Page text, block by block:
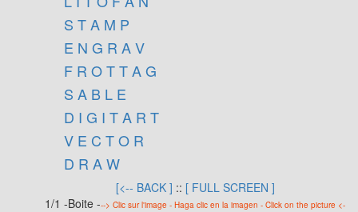
S T A M P
E N G R A V
F R O T T A G
S A B L E
D I G I T A R T
V E C T O R
D R A W
[<-- BACK ] :: [ FULL SCREEN ]
1/1 -Boite ---> Clic sur l'image - Haga clic en la imagen - Click on the picture <-